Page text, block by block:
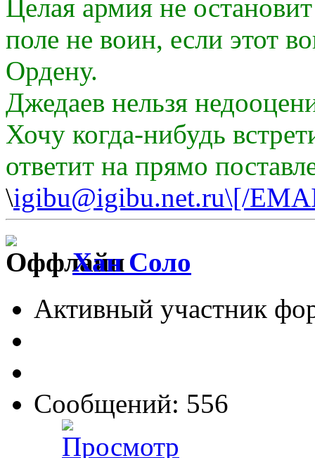
Целая армия не
поле не воин, если этот
Ордену.
Джедаев нельзя
Хочу когда-нибудь
ответит на прямо
\igibu@igibu.net.ru\[/
Хан Соло
Активный участник
Сообщений: 556